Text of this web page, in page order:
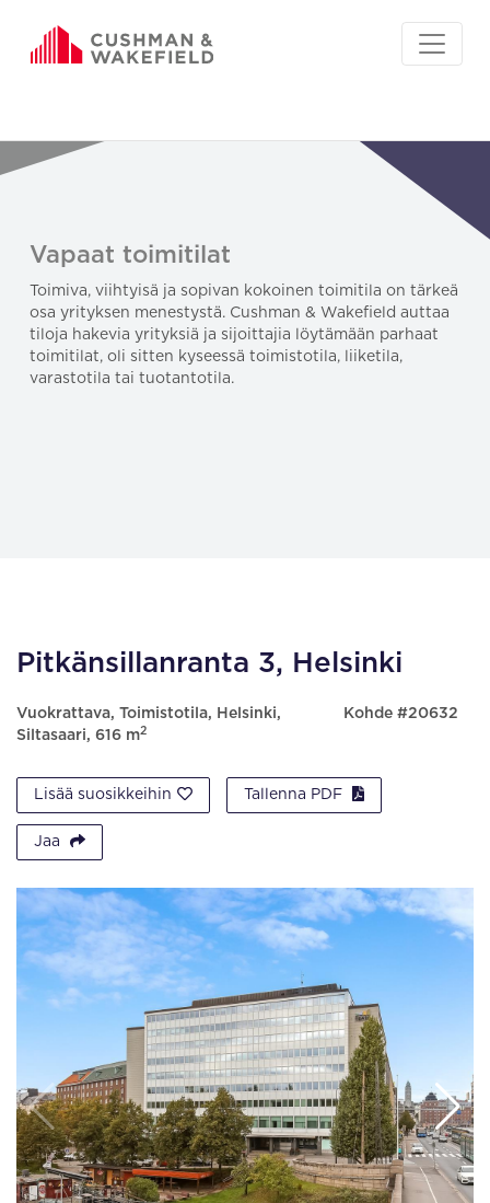
Vapaat toimitilat
Toimiva, viihtyisä ja sopivan kokoinen toimitila on tärkeä
osa yrityksen menestystä. Cushman & Wakefield auttaa
tiloja hakevia yrityksiä ja sijoittajia löytämään parhaat
toimitilat, oli sitten kyseessä toimistotila, liiketila,
varastotila tai tuotantotila.
Pitkänsillanranta 3, Helsinki
Vuokrattava, Toimistotila, Helsinki,
Siltasaari, 616 m2
Kohde #20632
Lisää suosikkeihin Tallenna PDF
Jaa